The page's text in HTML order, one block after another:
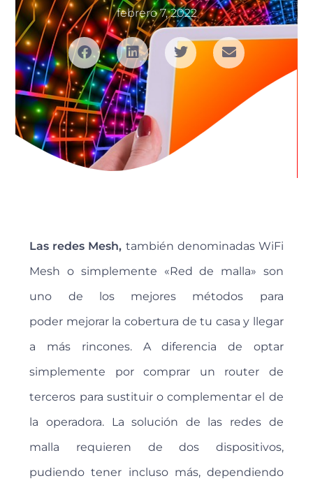
febrero 7, 2022
Las redes Mesh, también denominadas WiFi
Mesh o simplemente «Red de malla» son
uno de los mejores métodos para
poder mejorar la cobertura de tu casa y llegar
a más rincones. A diferencia de optar
simplemente por comprar un router de
terceros para sustituir o complementar el de
la operadora. La solución de las redes de
malla requieren de dos dispositivos,
pudiendo tener incluso más, dependiendo